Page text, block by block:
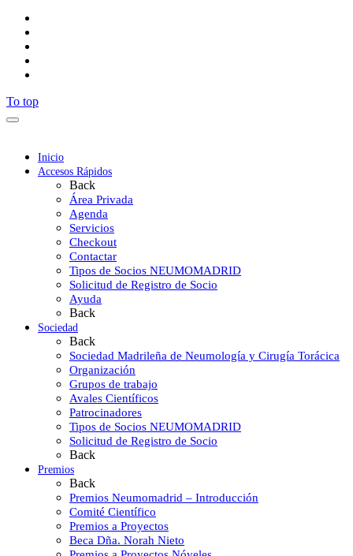
To top
Inicio
Accesos Rápidos
Back
Área Privada
Agenda
Servicios
Checkout
Contactar
Tipos de Socios NEUMOMADRID
Solicitud de Registro de Socio
Ayuda
Back
Sociedad
Back
Sociedad Madrileña de Neumología y Cirugía Torácica
Organización
Grupos de trabajo
Avales Científicos
Patrocinadores
Tipos de Socios NEUMOMADRID
Solicitud de Registro de Socio
Back
Premios
Back
Premios Neumomadrid – Introducción
Comité Científico
Premios a Proyectos
Beca Dña. Norah Nieto